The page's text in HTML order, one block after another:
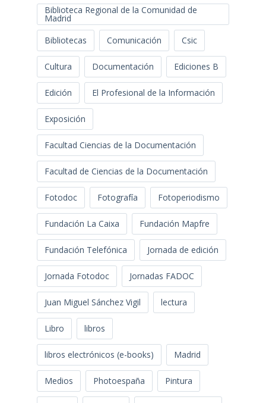
Biblioteca Regional de la Comunidad de
Madrid
Bibliotecas
Comunicación Csic
Cultura Documentación Ediciones B
Edición El Profesional de la Información
Exposición
Facultad Ciencias de la Documentación
Facultad de Ciencias de la Documentación
Fotodoc Fotografía Fotoperiodismo
Fundación La Caixa Fundación Mapfre
Fundación Telefónica Jornada de edición
Jornada Fotodoc Jornadas FADOC
Juan Miguel Sánchez Vigil lectura
Libro libros
libros electrónicos (e-books) Madrid
Medios Photoespaña Pintura